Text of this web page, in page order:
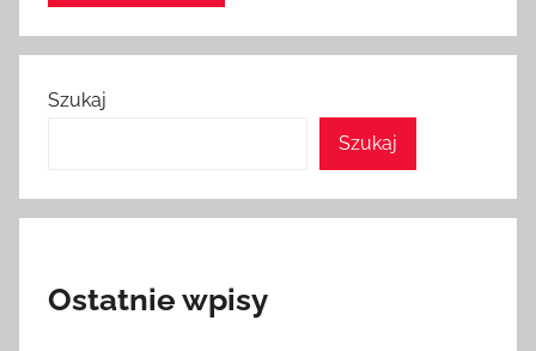
Szukaj
Szukaj
Ostatnie wpisy